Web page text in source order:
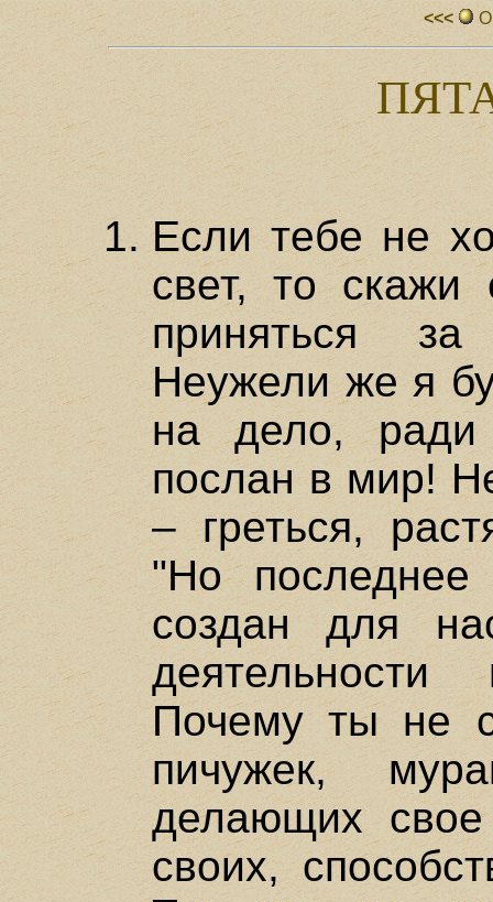
<<<
Если тебе не
свет, то
приняться
Неужели же я
на дело, ради
послан в мир!
– греться,
"Но
создан для
Почему ты не
пичужек,
делающих
своих,